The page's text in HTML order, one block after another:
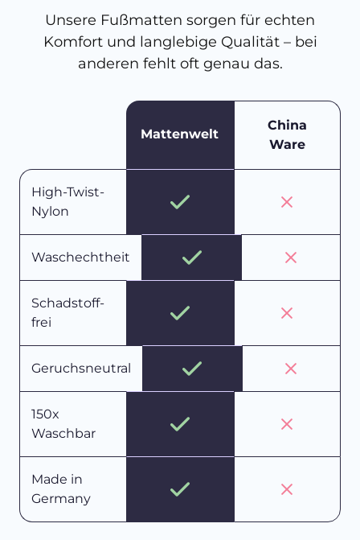
Unsere Fußmatten sorgen für echten
Komfort und langlebige Qualität – bei
anderen fehlt oft genau das.
Mattenwelt
China
Ware
High-Twist-
Nylon
Waschechtheit
Schadstoff-
frei
Geruchsneutral
150x
Waschbar
Made in
Germany